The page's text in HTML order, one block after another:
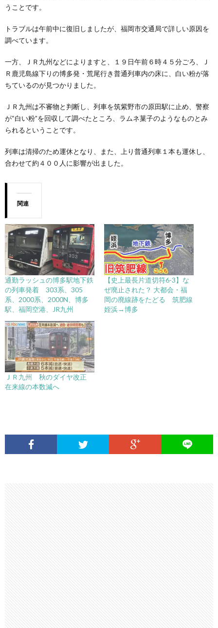
うことです。
トラブルは午前中に復旧しましたが、福岡市交通局で詳しい原因を
調べています。
一方、ＪＲ九州などによりますと、１９日午前６時４５分ごろ、Ｊ
Ｒ鹿児島線下りの博多発・荒尾行き普通列車内の床に、白い粉が落
ちているのが見つかりました。
ＪＲ九州は不審物と判断し、列車を筑紫野市の原田駅に止め、警察
が“白い粉”を回収して調べたところ、ラムネ菓子のようなものとみ
られるということです。
列車は清掃のため運休となり、また、上り普通列車１本も運休し、
合わせて約４００人に影響が出ました。
関連
通勤ラッシュの博多駅地下鉄
の列車発着 303系、305
系、2000系、2000N、博多
駅、福岡空港、JR九州
【史上最長片道切符6-3】な
ぜ廃止された？ 大都会・福
岡の廃線跡をたどる 筑肥線
姪浜→博多
ＪＲ九州 秋のダイヤ改正
在来線の本数減へ